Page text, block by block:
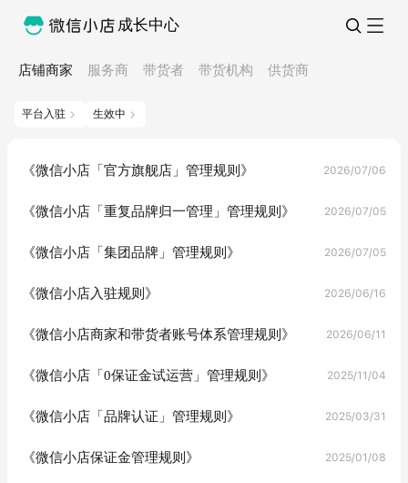
成长中心
店铺商家 服务商 带货者 带货机构 供货商
平台入驻 生效中
《微信小店「官方旗舰店」管理规则》 2026/07/06
《微信小店「重复品牌归一管理」管理规则》 2026/07/05
《微信小店「集团品牌」管理规则》 2026/07/05
《微信小店入驻规则》 2026/06/16
《微信小店商家和带货者账号体系管理规则》 2026/06/11
《微信小店「0保证金试运营」管理规则》 2025/11/04
《微信小店「品牌认证」管理规则》 2025/03/31
《微信小店保证金管理规则》 2025/01/08